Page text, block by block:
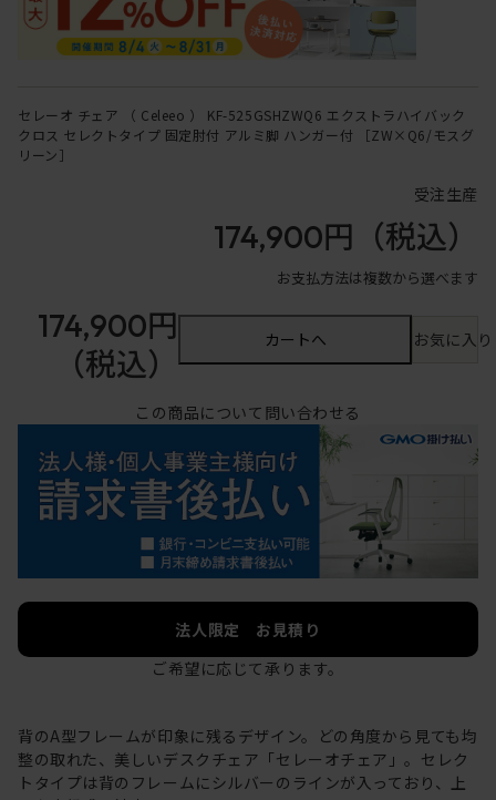
セレーオ チェア （ Celeeo ） KF-525GSHZWQ6 エクストラハイバック
クロス セレクトタイプ 固定肘付 アルミ脚 ハンガー付 ［ZW×Q6/モスグ
リーン］
受注生産
174,900円 （税込）
お支払方法は複数から選べます
174,900円
（税込）
カートへ お気に入
この商品について問い合わせる
法人限定 お見積り
ご希望に応じて承ります。
背のA型フレームが印象に残るデザイン。どの角度から見ても均
整の取れた、美しいデスクチェア「セレーオチェア」。セレク
トタイプは背のフレームにシルバーのラインが入っており、上